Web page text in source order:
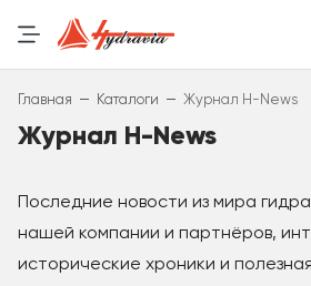
Главная – Каталоги – Журнал Н-News
Журнал H-News
Последние новости из мира
нашей компании и партнёров,
исторические хроники и